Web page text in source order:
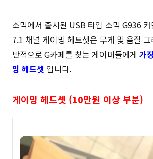
소믹에서 출시된 USB 타입 소믹 G936
7.1 채널 게이밍 헤드셋은 무게 및 음질
반적으로 G카페를 찾는 게이머들에게 가
밍 헤드셋 입니다.
게이밍 헤드셋 (10만원 이상 부분)